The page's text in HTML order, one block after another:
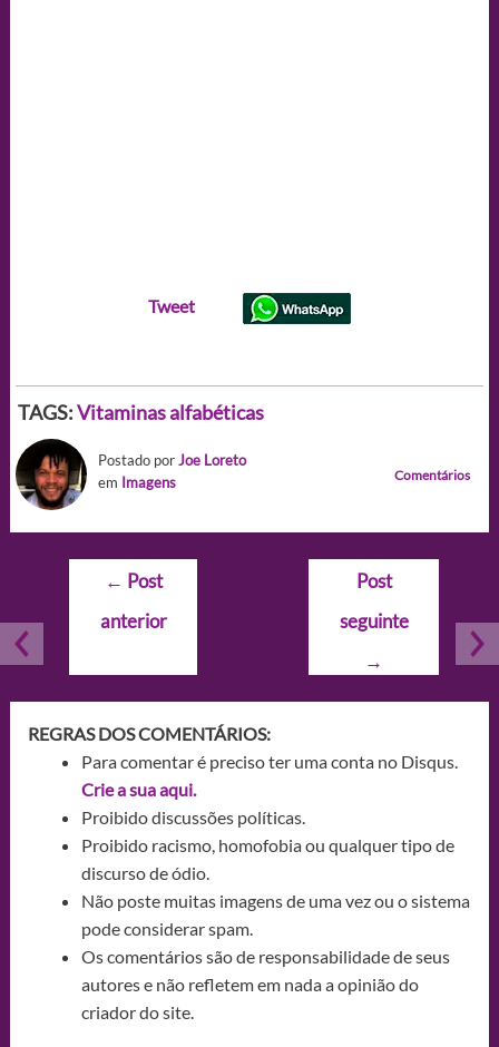
Tweet
TAGS:Vitaminas alfabéticas
Postado porJoe Loreto
em Imagens Comentários
Navegação
Post
← Post
anterior
Post
seguinte
→
REGRAS DOS COMENTÁRIOS:
Para comentar é preciso ter uma conta no Disqus.
Crie a sua aqui.
Proibido discussões políticas.
Proibido racismo, homofobia ou qualquer tipo de
discurso de ódio.
Não poste muitas imagens de uma vez ou o sistema
pode considerar spam.
Os comentários são de responsabilidade de seus
autores e não refletem em nada a opinião do
criador do site.